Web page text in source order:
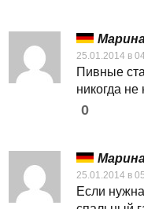
25.01.2014 в
Пивные
никогда не
0
25.01.2014 в
Если